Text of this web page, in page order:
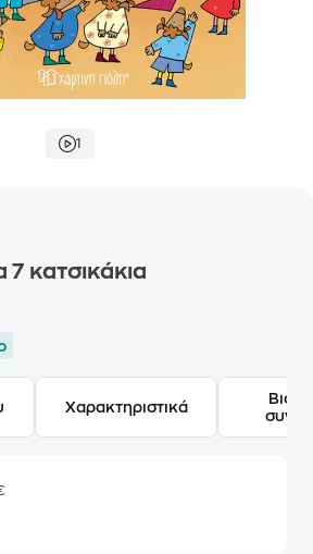
1
7 κατσικάκια
Χαρακτηριστικά